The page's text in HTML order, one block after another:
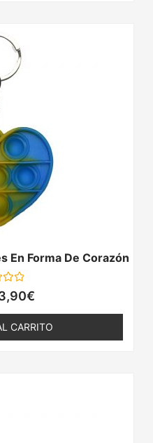
En Forma De Corazón
precio
original
€
CARRITO